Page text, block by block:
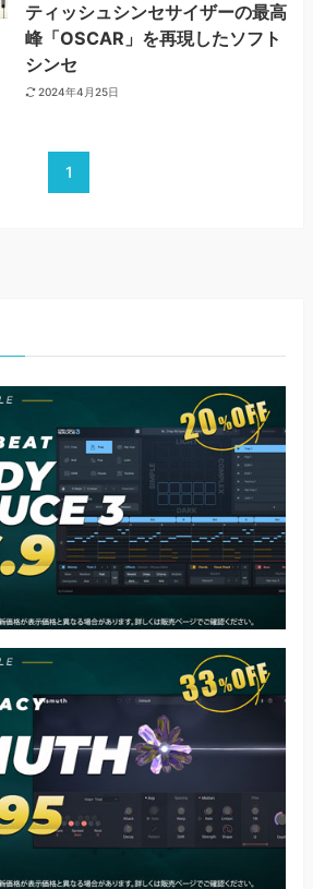
ティッシュシンセサイザーの最高
峰「OSCAR」を再現したソフト
シンセ
2024年4月25日
1